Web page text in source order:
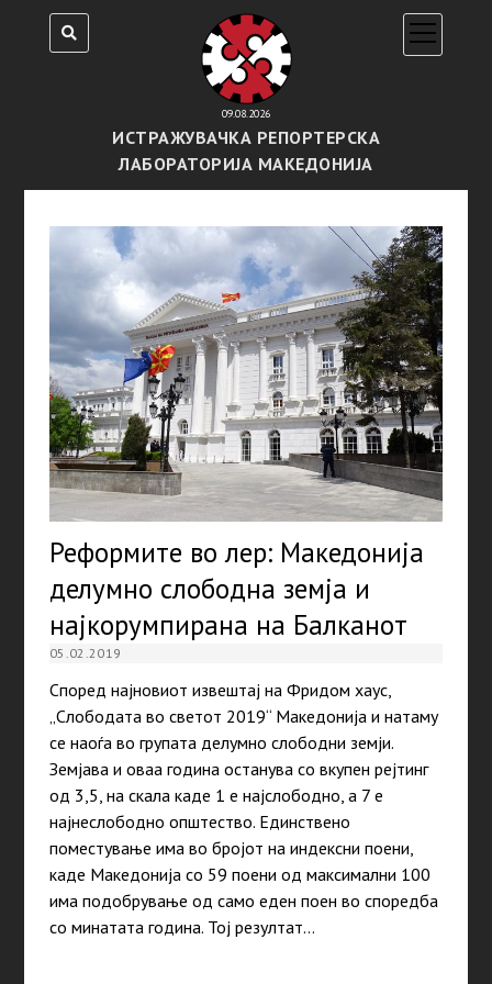
09.08.2026
ИСТРАЖУВАЧКА РЕПОРТЕРСКА
ЛАБОРАТОРИЈА МАКЕДОНИЈА
open
menu
Реформите во лер: Македонија
делумно слободна земја и
најкорумпирана на Балканот
05.02.2019
Според најновиот извештај на Фридом хаус,
„Слободата во светот 2019“ Македонија и натаму
се наоѓа во групата делумно слободни земји.
Земјава и оваа година останува со вкупен рејтинг
од 3,5, на скала каде 1 е најслободно, а 7 е
најнеслободно општество. Единствено
поместување има во бројот на индексни поени,
каде Македонија со 59 поени од максимални 100
има подобрување од само еден поен во споредба
со минатата година. Тој резултат…